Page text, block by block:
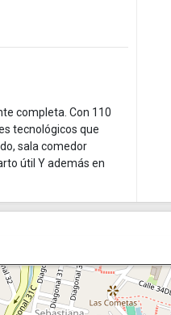
completa. Con 110
tecnológicos que
sala comedor
útil Y además en